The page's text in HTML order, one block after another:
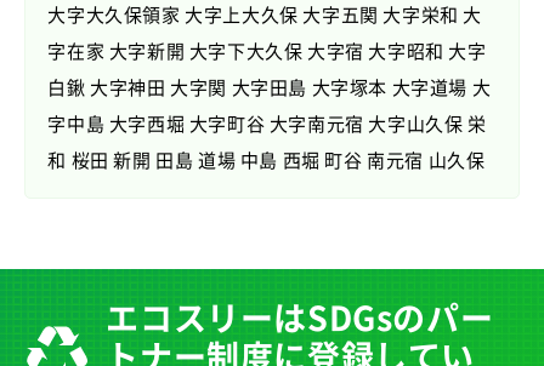
大字大久保領家 大字上大久保 大字五関 大字栄和 大
字在家 大字新開 大字下大久保 大字宿 大字昭和 大字
白鍬 大字神田 大字関 大字田島 大字塚本 大字道場 大
字中島 大字西堀 大字町谷 大字南元宿 大字山久保 栄
和 桜田 新開 田島 道場 中島 西堀 町谷 南元宿 山久保
エコスリーはSDGsのパー
トナー制度に登録してい